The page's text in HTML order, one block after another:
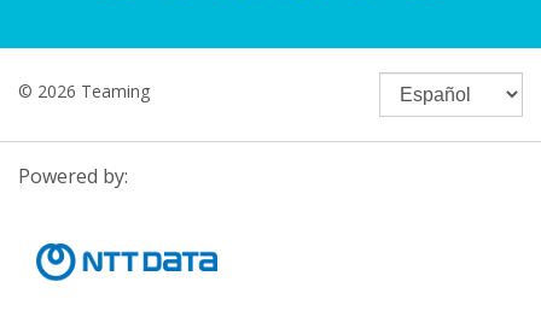
© 2026 Teaming
Powered by: